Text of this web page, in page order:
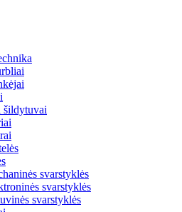
šildytuvai
svarstyklės
svarstyklės
svarstyklės